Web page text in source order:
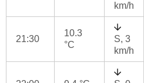
km/h
21:30
10.3
°C
S, 3
km/h